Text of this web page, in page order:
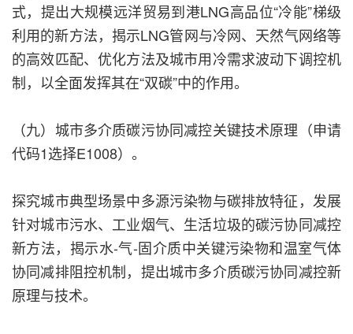
式，提出大规模远洋贸易到港LNG高品位“冷能”梯级
利用的新方法，揭示LNG管网与冷网、天然气网络等
的高效匹配、优化方法及城市用冷需求波动下调控机
制，以全面发挥其在“双碳”中的作用。
（九）城市多介质碳污协同减控关键技术原理（申请
代码1选择E1008）。
探究城市典型场景中多源污染物与碳排放特征，发展
针对城市污水、工业烟气、生活垃圾的碳污协同减控
新方法，揭示水-气-固介质中关键污染物和温室气体
协同减排阻控机制，提出城市多介质碳污协同减控新
原理与技术。